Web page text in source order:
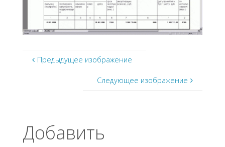
Предыдущее изображение
Следующее изображение
Добавить